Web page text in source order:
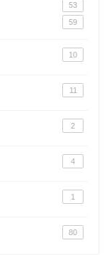
53
59
10
11
2
4
1
80